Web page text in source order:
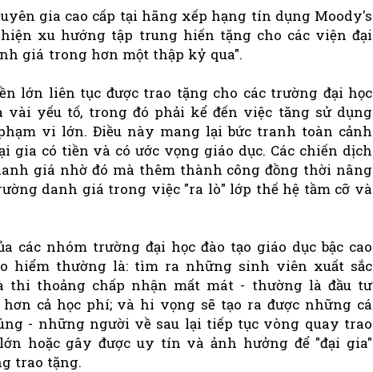
gia cao cấp tại hãng xếp hạng tín dụng Moody's
xu hướng tập trung hiến tặng cho các viện đại
giá trong hơn một thập kỷ qua".
lớn liên tục được trao tặng cho các trường đại học
vài yếu tố, trong đó phải kể đến việc tăng sử dụng
vi lớn. Điều này mang lại bức tranh toàn cảnh
gia có tiền và có ước vọng giáo dục. Các chiến dịch
giá nhờ đó mà thêm thành công đồng thời nâng
danh giá trong việc "ra lò" lớp thế hệ tầm cỡ và
các nhóm trường đại học đào tạo giáo dục bậc cao
hiểm thường là: tìm ra những sinh viên xuất sắc
thi thoảng chấp nhận mất mát - thường là đầu tư
cả học phí; và hi vọng sẽ tạo ra được những cá
- những người về sau lại tiếp tục vòng quay trao
hoặc gây được uy tín và ảnh hưởng để "đại gia"
trao tặng.